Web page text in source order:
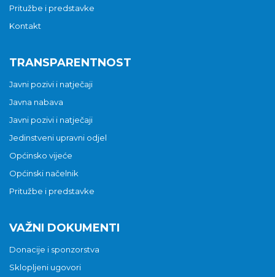
Pritužbe i predstavke
Kontakt
TRANSPARENTNOST
Javni pozivi i natječaji
Javna nabava
Javni pozivi i natječaji
Jedinstveni upravni odjel
Općinsko vijeće
Općinski načelnik
Pritužbe i predstavke
VAŽNI DOKUMENTI
Donacije i sponzorstva
Sklopljeni ugovori